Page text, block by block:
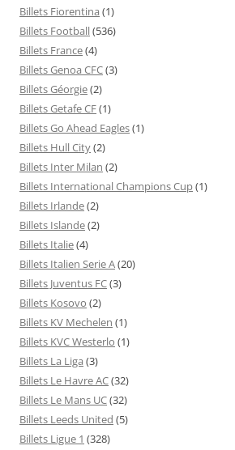
Billets Fiorentina (1)
Billets Football(536)
Billets France(4)
Billets Genoa CFC(3)
Billets Géorgie(2)
Billets Getafe CF(1)
Billets Go Ahead Eagles(1)
Billets Hull City(2)
Billets Inter Milan (2)
Billets International Champions Cup(1)
Billets Irlande(2)
Billets Islande(2)
Billets Italie(4)
Billets Italien Serie A(20)
Billets Juventus FC(3)
Billets Kosovo (2)
Billets KV Mechelen (1)
Billets KVC Westerlo (1)
Billets La Liga (3)
Billets Le Havre AC(32)
Billets Le Mans UC(32)
Billets Leeds United (5)
Billets Ligue 1 (328)